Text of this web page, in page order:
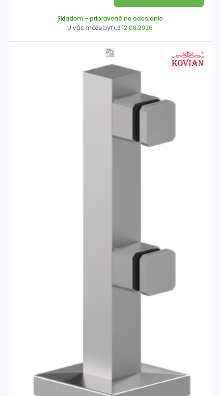
Skladom - pripravené na odoslanie
U vás môže byť už12.08.2026